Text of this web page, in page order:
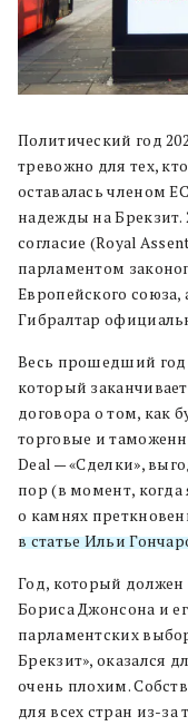
Политический год
тревожно для тех,
оставалась членом
надежды на Брекзит.
согласие (Royal
парламентом
Европейского
Гибралтар
Весь прошедший
который
договора о том, как
торговые и
Deal — «Сделки»,
пор (в момент, когда
о камнях
в статье Ильи
Год, который
Бориса Джонсона и
парламентских
Брекзит», оказался
очень плохим.
для всех стран из-за